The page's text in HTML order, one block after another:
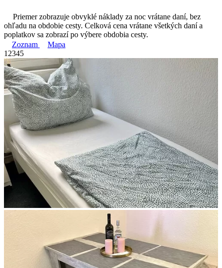
Priemer zobrazuje obvyklé náklady za noc vrátane daní, bez
ohľadu na obdobie cesty. Celková cena vrátane všetkých daní a
poplatkov sa zobrazí po výbere obdobia cesty.
Zoznam
Mapa
1 2345